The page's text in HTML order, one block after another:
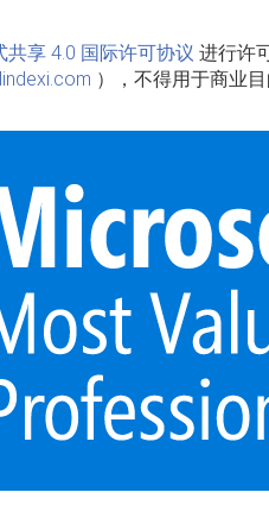
享 4.0 国际许可协议 进行许
），不得用于商业